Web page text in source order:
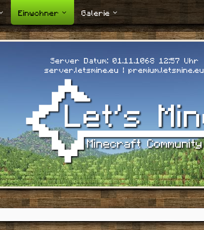
Einwohner Galerie
Server Datum: 01.11.1068 12:59 Uhr
server.letsmine.eu | premium.letsmine.eu